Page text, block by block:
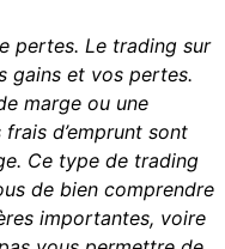
pertes. Le trading sur
gains et vos pertes.
marge ou une
d’emprunt sont
Ce type de trading
de bien comprendre
importantes, voire